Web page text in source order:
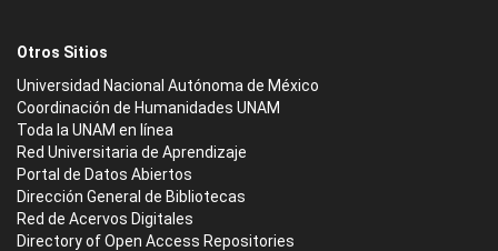
Otros Sitios
Universidad Nacional Autónoma de México
Coordinación de Humanidades UNAM
Toda la UNAM en línea
Red Universitaria de Aprendizaje
Portal de Datos Abiertos
Dirección General de Bibliotecas
Red de Acervos Digitales
Directory of Open Access Repositories